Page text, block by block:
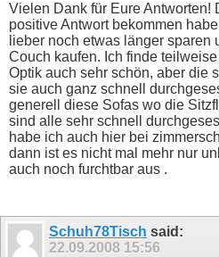
Vielen Dank für Eure Antworten!
positive Antwort bekommen
lieber noch etwas länger sparen
Couch kaufen. Ich finde
Optik auch sehr schön, aber die
sie auch ganz schnell
generell diese Sofas wo die
sind alle sehr schnell
habe ich auch hier bei
dann ist es nicht mal mehr nur
auch noch furchtbar aus .
Schuh78Tisch said:
22.09.2008 15:56